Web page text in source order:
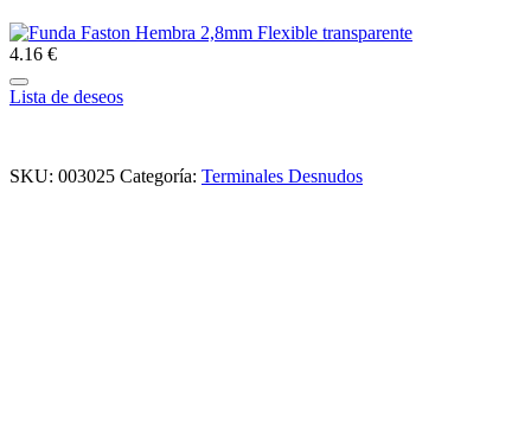
4.16 €
Lista de deseos
SKU: 003025 Categoría: Terminales Desnudos